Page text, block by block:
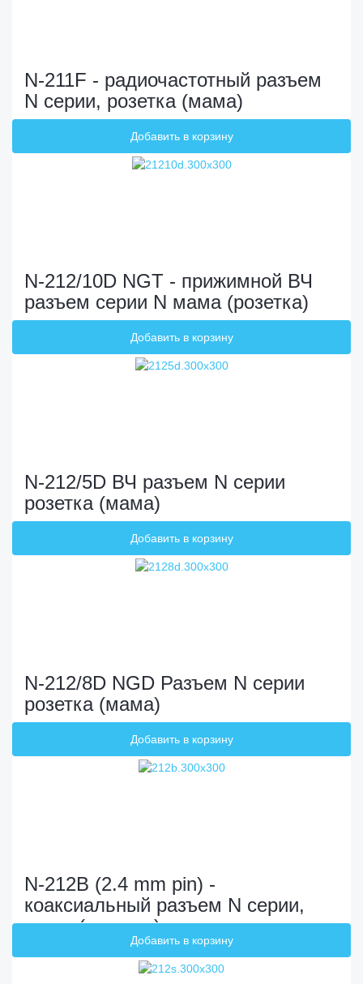
N-211F - радиочастотный разъем
N серии, розетка (мама)
N-212/10D NGT - прижимной ВЧ
разъем серии N мама (розетка)
N-212/5D ВЧ разъем N серии
розетка (мама)
N-212/8D NGD Разъем N серии
розетка (мама)
N-212B (2.4 mm pin) -
коаксиальный разъем N серии,
мама (розетка)